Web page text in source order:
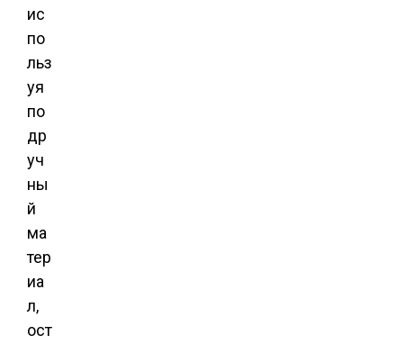
ис
по
льз
уя
по
др
уч
ны
й
ма
тер
иа
л,
ост